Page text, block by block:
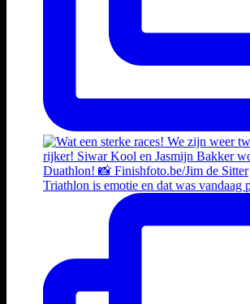
Triathlon is emotie en dat was vandaag